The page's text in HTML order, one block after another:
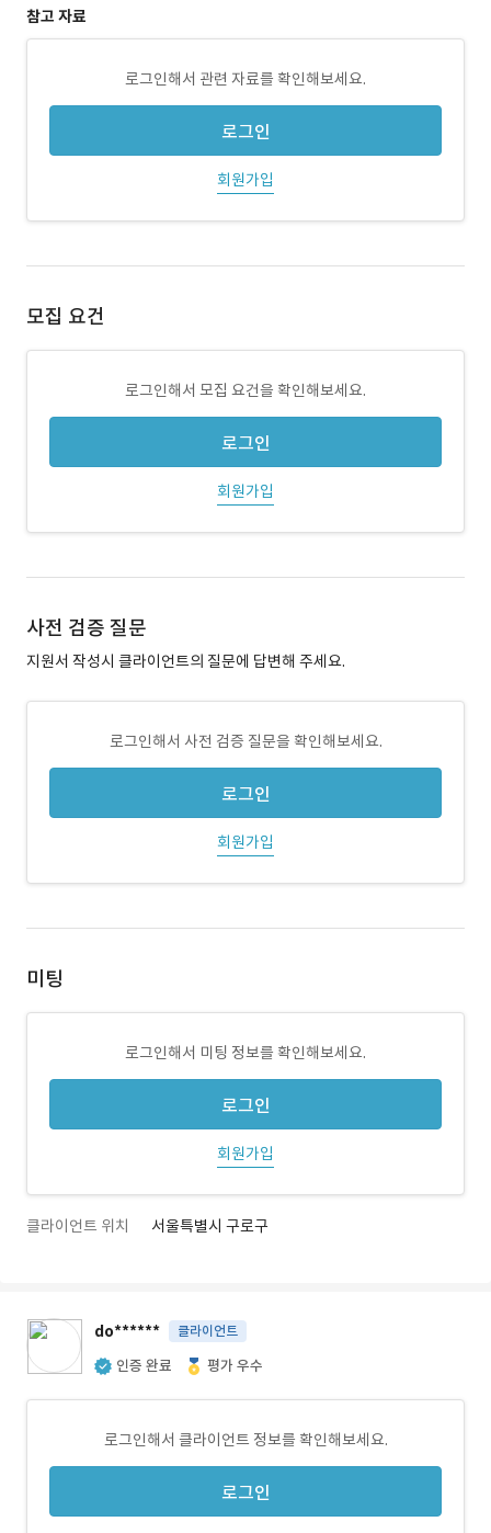
참고 자료
로그인해서 관련 자료를 확인해보세요.
로그인
회원가입
모집 요건
로그인해서 모집 요건을 확인해보세요.
로그인
회원가입
사전 검증 질문
지원서 작성시 클라이언트의 질문에 답변해 주세요.
로그인해서 사전 검증 질문을 확인해보세요.
로그인
회원가입
미팅
로그인해서 미팅 정보를 확인해보세요.
로그인
회원가입
클라이언트 위치 서울특별시 구로구
do****** 클라이언트
인증 완료 평가 우수
로그인해서 클라이언트 정보를 확인해보세요.
로그인